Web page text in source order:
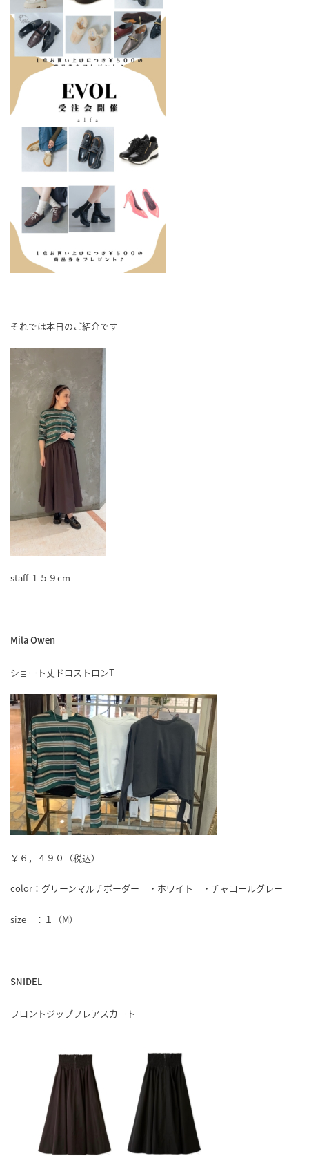
それでは本日のご紹介です
staff １５９cm
Mila Owen
ショート丈ドロストロンT
￥６，４９０（税込）
color：グリーンマルチボーダー ・ホワイト ・チャコールグレー
size ：１（M）
SNIDEL
フロントジップフレアスカート